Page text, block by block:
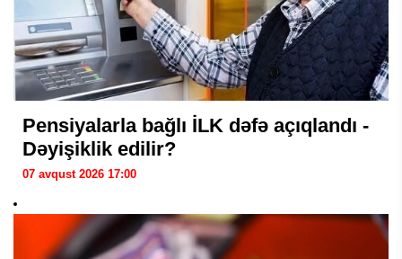
Pensiyalarla bağlı İLK dəfə açıqlandı -
Dəyişiklik edilir?
07 avqust 2026 17:00